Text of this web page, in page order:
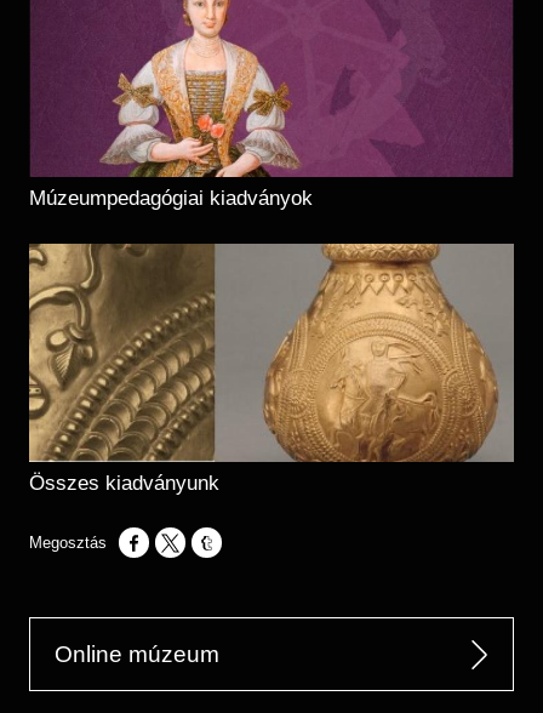
Múzeumpedagógiai kiadványok
Összes kiadványunk
Opens in a new window
Opens in a new window
Opens in a new window
Online múzeum